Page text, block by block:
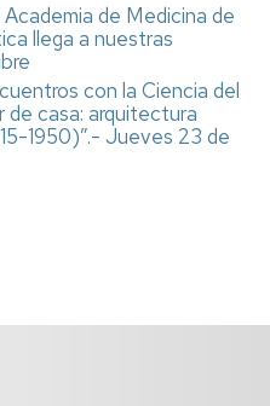
de Medicina de
llega a nuestras
con la Ciencia del
casa: arquitectura
1950)”.- Jueves 23 de